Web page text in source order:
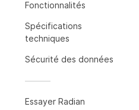
Fonctionnalités
Spécifications
techniques
Sécurité des données
Essayer Radian